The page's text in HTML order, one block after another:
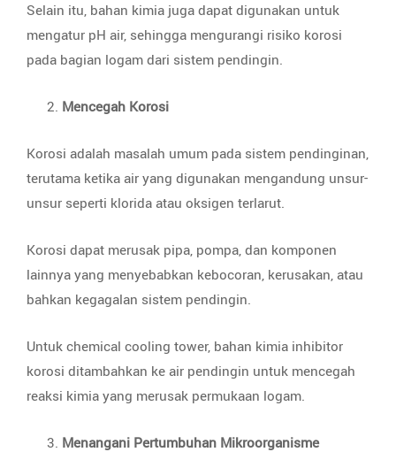
Selain itu, bahan kimia juga dapat digunakan untuk
mengatur pH air, sehingga mengurangi risiko korosi
pada bagian logam dari sistem pendingin.
Mencegah Korosi
Korosi adalah masalah umum pada sistem pendinginan,
terutama ketika air yang digunakan mengandung unsur-
unsur seperti klorida atau oksigen terlarut.
Korosi dapat merusak pipa, pompa, dan komponen
lainnya yang menyebabkan kebocoran, kerusakan, atau
bahkan kegagalan sistem pendingin.
Untuk chemical cooling tower, bahan kimia inhibitor
korosi ditambahkan ke air pendingin untuk mencegah
reaksi kimia yang merusak permukaan logam.
Menangani Pertumbuhan Mikroorganisme